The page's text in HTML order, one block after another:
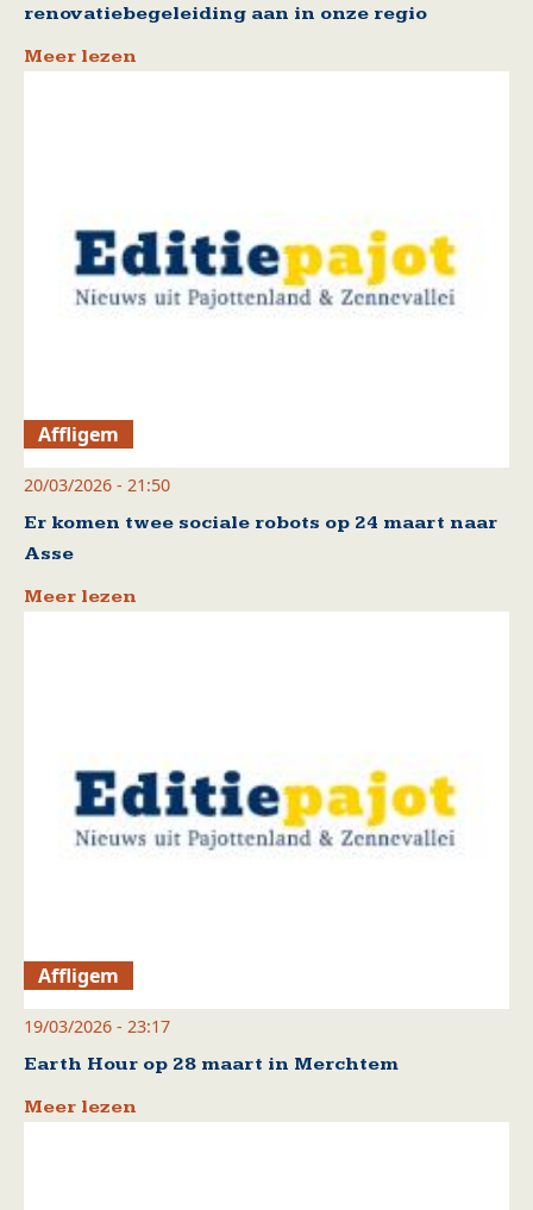
renovatiebegeleiding aan in onze regio
Meer lezen
Affligem
20/03/2026 - 21:50
Er komen twee sociale robots op 24 maart naar
Asse
Meer lezen
Affligem
19/03/2026 - 23:17
Earth Hour op 28 maart in Merchtem
Meer lezen